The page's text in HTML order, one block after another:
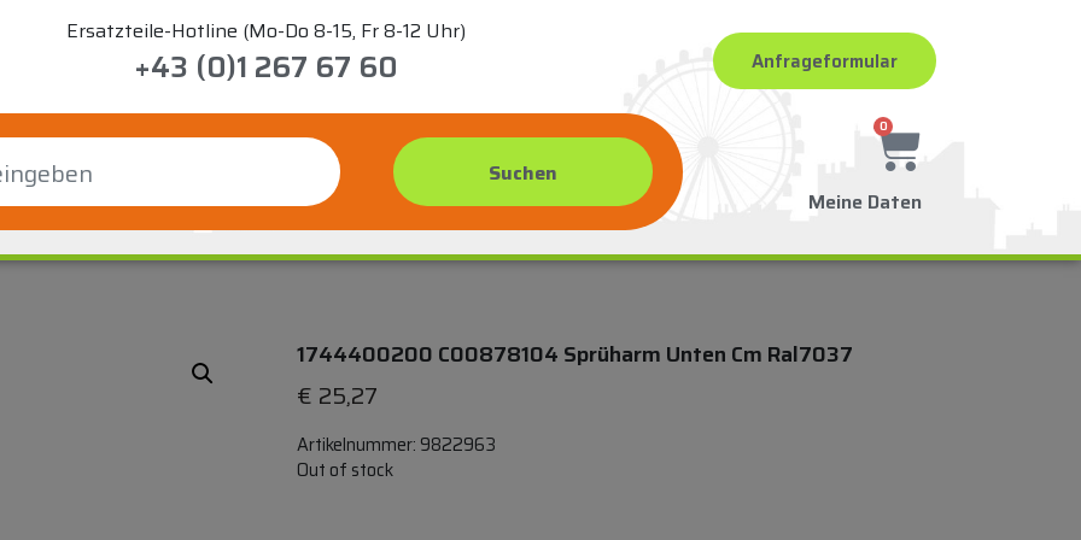
Ersatzteile-Hotline (Mo-Do 8-15, Fr 8-12 Uhr)
+43 (0)1 267 67 60 Anfrageformular
0
Meine Daten
1744400200 C00878104 Sprüharm Unten Cm Ral7037
€ 25,27
Artikelnummer: 9822963
Out of stock